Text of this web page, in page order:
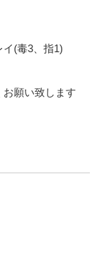
(毒3、指1)
願い致します